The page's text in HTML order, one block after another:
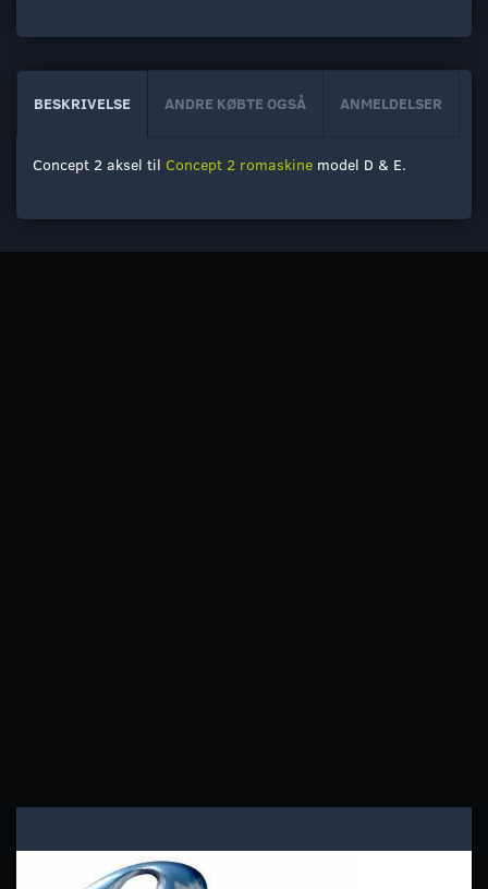
BESKRIVELSE ANDRE KØBTE OGSÅ ANMELDELSER
Concept 2 aksel til Concept 2 romaskine model D & E.